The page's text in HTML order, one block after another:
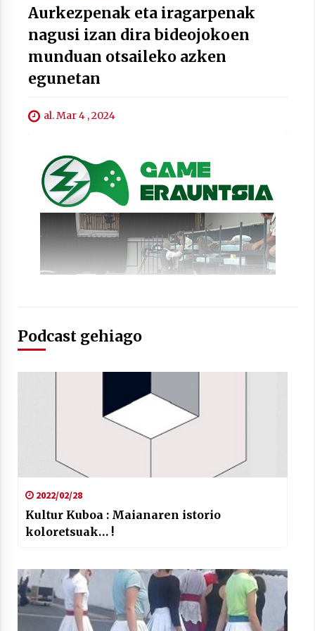
Telebistaren eskutik
Aurkezpenak eta iragarpenak
nagusi izan dira bideojokoen
munduan otsaileko azken
egunetan
al. Mar 4 , 2024
Podcast gehiago
2022/02/28
Kultur Kuboa : Maianaren istorio
koloretsuak… !